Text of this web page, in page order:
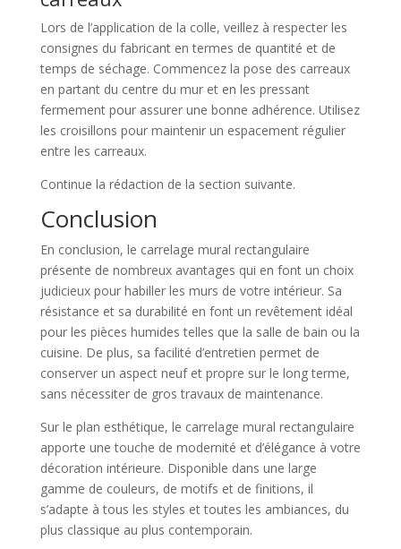
Lors de l’application de la colle, veillez à respecter les
consignes du fabricant en termes de quantité et de
temps de séchage. Commencez la pose des carreaux
en partant du centre du mur et en les pressant
fermement pour assurer une bonne adhérence. Utilisez
les croisillons pour maintenir un espacement régulier
entre les carreaux.
Continue la rédaction de la section suivante.
Conclusion
En conclusion, le carrelage mural rectangulaire
présente de nombreux avantages qui en font un choix
judicieux pour habiller les murs de votre intérieur. Sa
résistance et sa durabilité en font un revêtement idéal
pour les pièces humides telles que la salle de bain ou la
cuisine. De plus, sa facilité d’entretien permet de
conserver un aspect neuf et propre sur le long terme,
sans nécessiter de gros travaux de maintenance.
Sur le plan esthétique, le carrelage mural rectangulaire
apporte une touche de modernité et d’élégance à votre
décoration intérieure. Disponible dans une large
gamme de couleurs, de motifs et de finitions, il
s’adapte à tous les styles et toutes les ambiances, du
plus classique au plus contemporain.